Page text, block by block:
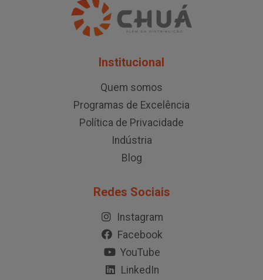
Institucional
Quem somos
Programas de Excelência
Política de Privacidade
Indústria
Blog
Redes Sociais
Instagram
Facebook
YouTube
LinkedIn